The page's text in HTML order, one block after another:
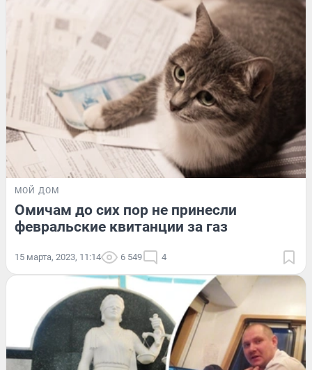
МОЙ ДОМ
Омичам до сих пор не принесли
февральские квитанции за газ
15 марта, 2023, 11:14 6 549 4